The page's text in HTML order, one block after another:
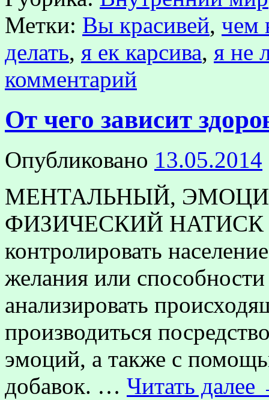
Метки: Вы красивей, чем
делать, я ек карсива, я не
комментарий
От чего зависит
Опубликовано 13.05.2014
МЕНТАЛЬНЫЙ,
ФИЗИЧЕСКИЙ НАТИСК
контролировать
желания или
анализировать
производиться
эмоций, а также с
добавок. … Читать далее